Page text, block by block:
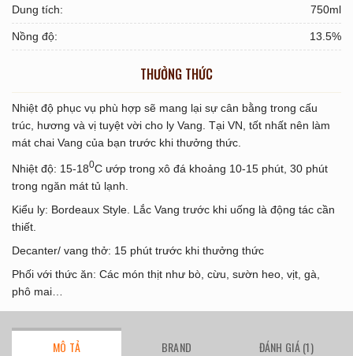
Dung tích: 750ml
Nồng độ: 13.5%
THƯỞNG THỨC
Nhiệt độ phục vụ phù hợp sẽ mang lại sự cân bằng trong cấu
trúc, hương và vị tuyệt vời cho ly Vang. Tại VN, tốt nhất nên làm
mát chai Vang của bạn trước khi thưởng thức.
Nhiệt độ: 15-180C ướp trong xô đá khoảng 10-15 phút, 30 phút
trong ngăn mát tủ lạnh.
Kiểu ly: Bordeaux Style. Lắc Vang trước khi uống là động tác cần
thiết.
Decanter/ vang thở: 15 phút trước khi thưởng thức
Phối với thức ăn: Các món thịt như bò, cừu, sườn heo, vịt, gà,
phô mai…
MÔ TẢ BRAND ĐÁNH GIÁ (1)